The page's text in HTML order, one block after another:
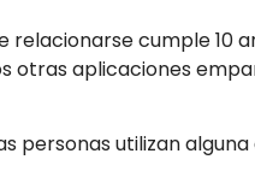
cumple 10
otras aplicaciones
personas utilizan